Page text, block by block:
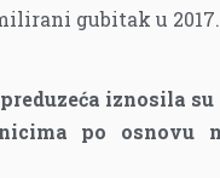
gubitak u
iznosila
po osnovu